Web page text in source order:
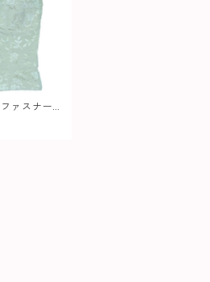
ァスナー
ース